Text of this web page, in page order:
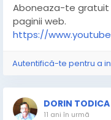
Aboneaza-te gratuit
paginii web.
https://
Autentifică-te pentru a
DORIN TODICA
11 ani în urmă